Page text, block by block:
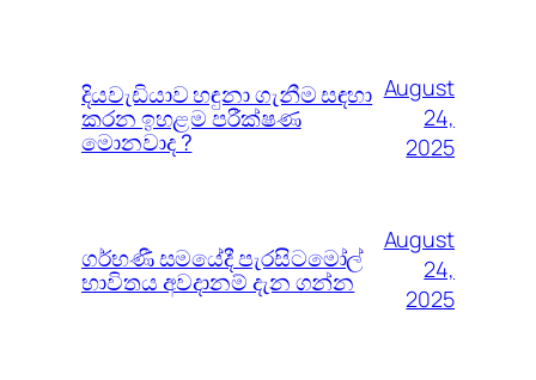
දියවැඩියාව හඳුනා ගැනීම සඳහා
කරන ඉහළම පරීක්ෂණ
මොනවාද ?
August
24,
2025
ගර්භණී සමයේදී පැරසිටමෝල්
භාවිතය අවදානම් දැන ගන්න
August
24,
2025